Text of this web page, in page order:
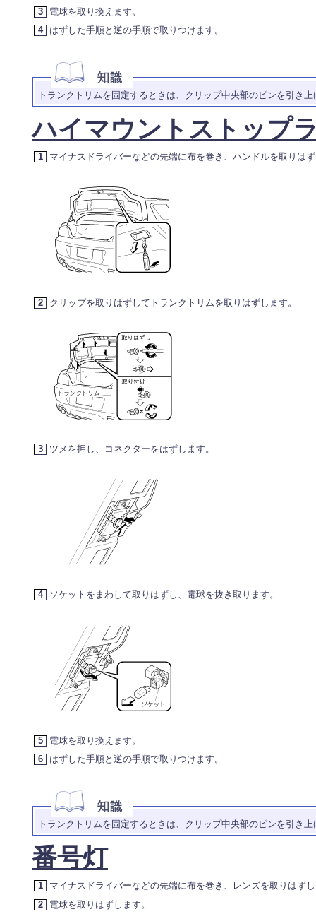
3
電球を取り換えます。
4
はずした手順と逆の手順で取りつけます。
トランクトリムを固定するときは、クリップ中央部のピンを引き
ハイマウントストップ
1 マイナスドライバーなどの先端に布を巻き、ハンドルを取りは
2 クリップを取りはずしてトランクトリムを取りはずします。
3 ツメを押し、コネクターをはずします。
4 ソケットをまわして取りはずし、電球を抜き取ります。
5
電球を取り換えます。
6
はずした手順と逆の手順で取りつけます。
トランクトリムを固定するときは、クリップ中央部のピンを引き
番号灯
1
マイナスドライバーなどの先端に布を巻き、レンズを取りはず
2
電球を取りはずします。